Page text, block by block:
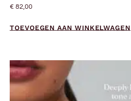
€ 82,00
TOEVOEGEN AAN WINKELWAGEN